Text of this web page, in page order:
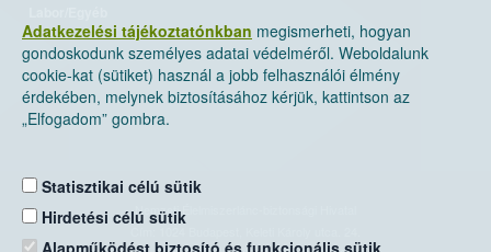
Adatkezelési tájékoztatónkban megismerheti, hogyan
gondoskodunk személyes adatai védelméről. Weboldalunk
cookie-kat (sütiket) használ a jobb felhasználói élmény
érdekében, melynek biztosításához kérjük, kattintson az
„Elfogadom” gombra.
Statisztikai célú sütik
Hirdetési célú sütik
Alapműködést biztosító és funkcionális sütik
Nemzeti Élelmiszerlánc-biztonsági Hivatal